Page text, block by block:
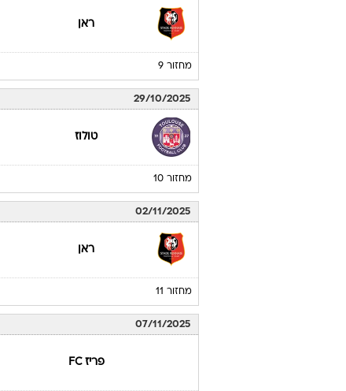
ראן
מחזור 9
29/10/2025
טולוז
מחזור 10
02/11/2025
ראן
מחזור 11
07/11/2025
פריז FC